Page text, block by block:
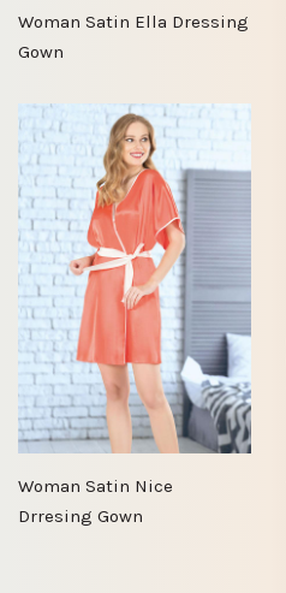
Woman Satin Ella Dressing
Gown
Woman Satin Nice
Drresing Gown